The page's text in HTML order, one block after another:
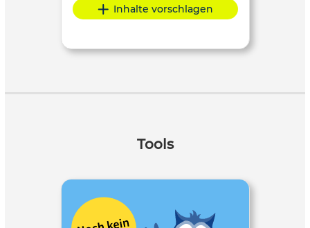
Inhalte vorschlagen
Tools